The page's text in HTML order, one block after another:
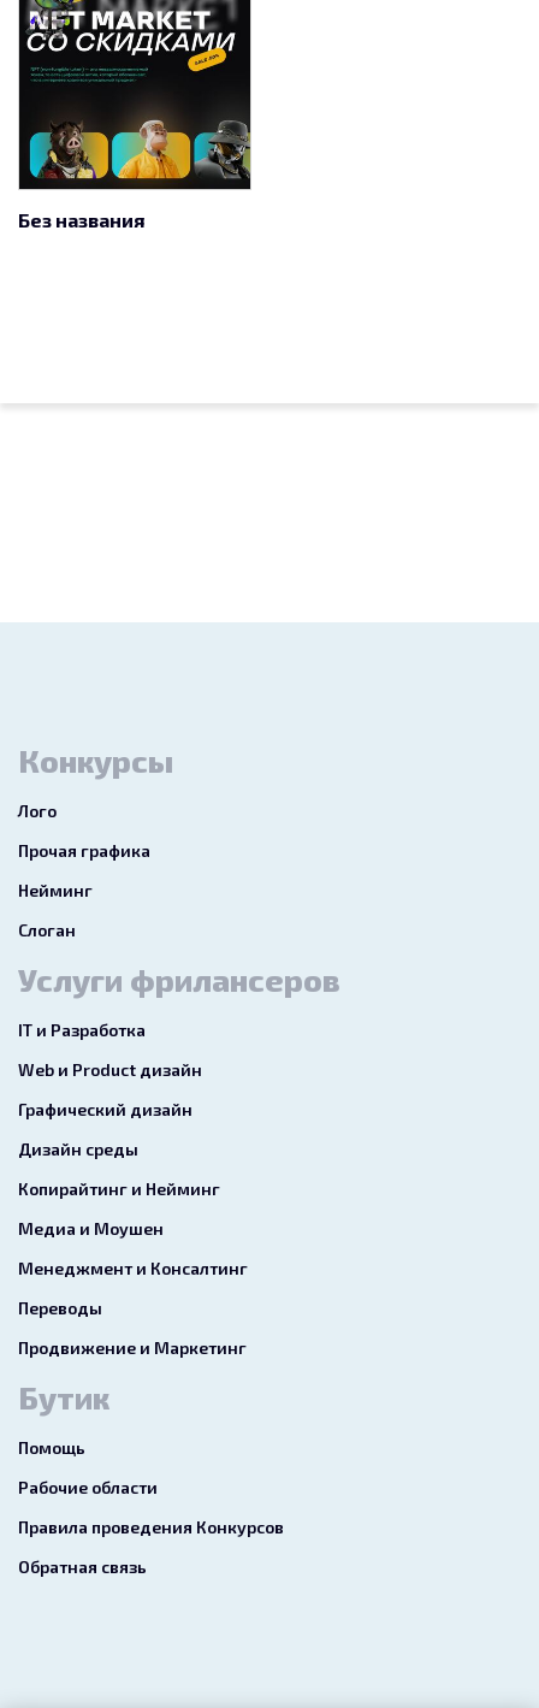
Без названия
Конкурсы
Лого
Прочая графика
Нейминг
Слоган
Услуги фрилансеров
IT и Разработка
Web и Product дизайн
Графический дизайн
Дизайн среды
Копирайтинг и Нейминг
Медиа и Моушен
Менеджмент и Консалтинг
Переводы
Продвижение и Маркетинг
Бутик
Помощь
Рабочие области
Правила проведения Конкурсов
Обратная связь